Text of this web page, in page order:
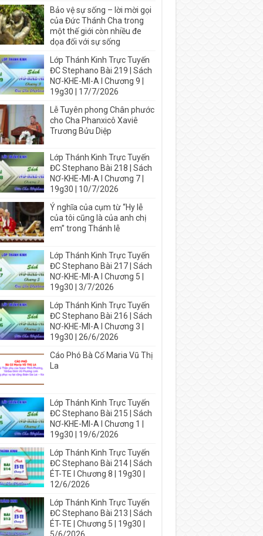
Bảo vệ sự sống – lời mời gọi
của Đức Thánh Cha trong
một thế giới còn nhiều đe
dọa đối với sự sống
Lớp Thánh Kinh Trực Tuyến
ĐC Stephano Bài 219 | Sách
NƠ-KHE-MI-A I Chương 9 |
19g30 | 17/7/2026
Lễ Tuyên phong Chân phước
cho Cha Phanxicô Xaviê
Trương Bửu Diệp
Lớp Thánh Kinh Trực Tuyến
ĐC Stephano Bài 218 | Sách
NƠ-KHE-MI-A I Chương 7 |
19g30 | 10/7/2026
Ý nghĩa của cụm từ “Hy lễ
của tôi cũng là của anh chị
em” trong Thánh lễ
Lớp Thánh Kinh Trực Tuyến
ĐC Stephano Bài 217 | Sách
NƠ-KHE-MI-A I Chương 5 |
19g30 | 3/7/2026
Lớp Thánh Kinh Trực Tuyến
ĐC Stephano Bài 216 | Sách
NƠ-KHE-MI-A I Chương 3 |
19g30 | 26/6/2026
Cáo Phó Bà Cố Maria Vũ Thị
La
Lớp Thánh Kinh Trực Tuyến
ĐC Stephano Bài 215 | Sách
NƠ-KHE-MI-A I Chương 1 |
19g30 | 19/6/2026
Lớp Thánh Kinh Trực Tuyến
ĐC Stephano Bài 214 | Sách
ÉT-TE I Chương 8 | 19g30 |
12/6/2026
Lớp Thánh Kinh Trực Tuyến
ĐC Stephano Bài 213 | Sách
ÉT-TE | Chương 5 | 19g30 |
5/6/2026